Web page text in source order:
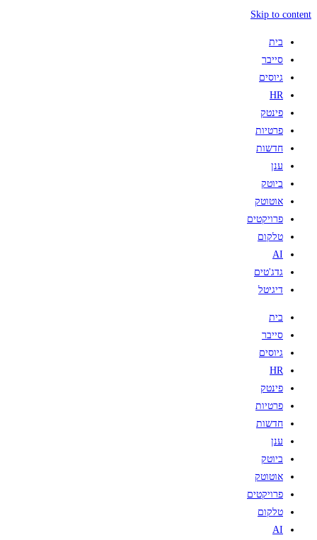
Skip to content
בית
סייבר
גיוסים
HR
פינטק
פרטיות
חדשות
ענן
ביוטק
אוטוטק
פרויקטים
טלקום
AI
גדג'טים
דיגיטל
בית
סייבר
גיוסים
HR
פינטק
פרטיות
חדשות
ענן
ביוטק
אוטוטק
פרויקטים
טלקום
AI